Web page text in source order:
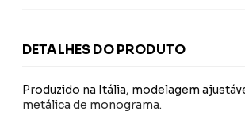
DETALHES DO PRODUTO
Produzido na Itália, modelagem
metálica de monograma.